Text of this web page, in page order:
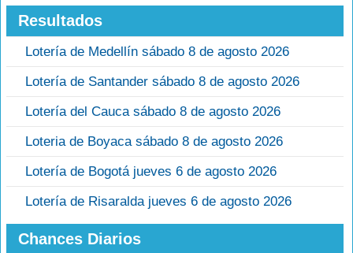
Resultados
Lotería de Medellín sábado 8 de agosto 2026
Lotería de Santander sábado 8 de agosto 2026
Lotería del Cauca sábado 8 de agosto 2026
Loteria de Boyaca sábado 8 de agosto 2026
Lotería de Bogotá jueves 6 de agosto 2026
Lotería de Risaralda jueves 6 de agosto 2026
Chances Diarios